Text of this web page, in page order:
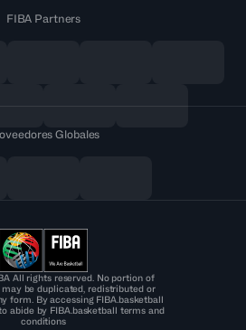
FIBA Partners
Globales
All rights reserved. No portion of
may be duplicated, redistributed or
form. By accessing FIBA.basketball
abide by FIBA.basketball terms and
conditions